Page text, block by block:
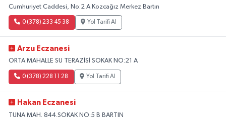
Cumhuriyet Caddesi, No:2 A Kozcağız Merkez Bartın
0 (378) 233 45 38 Yol Tarifi Al
Arzu Eczanesi
ORTA MAHALLE SU TERAZİSİ SOKAK NO:21 A
0 (378) 228 11 28 Yol Tarifi Al
Hakan Eczanesi
TUNA MAH. 844.SOKAK NO:5 B BARTIN